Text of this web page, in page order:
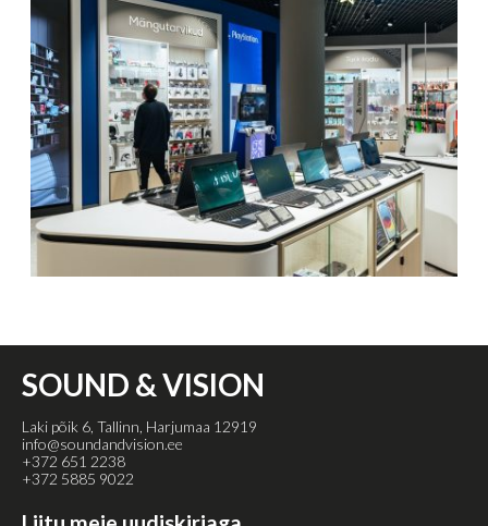
SOUND & VISION
Laki põik 6, Tallinn, Harjumaa 12919
info@soundandvision.ee
+372 651 2238
+372 5885 9022